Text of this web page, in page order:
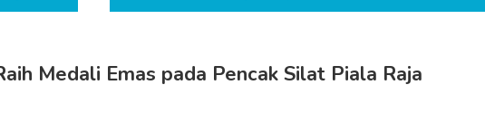
Medali Emas pada Pencak Silat Piala Raja